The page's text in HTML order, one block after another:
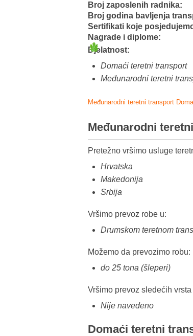
Broj zaposlenih radnika:
Broj godina bavljenja
Sertifikati koje
Nagrade i diplome:
Djelatnost:
Domaći teretni transport
Međunarodni teretni
Međunarodni teretni transport
Međunarodni
Pretežno vršimo usluge
Hrvatska
Makedonija
Srbija
Vršimo prevoz robe u:
Drumskom teretnom
Možemo da prevozimo robu:
do 25 tona (šleperi)
Vršimo prevoz sledećih vrsta
Nije navedeno
Domaći teretni